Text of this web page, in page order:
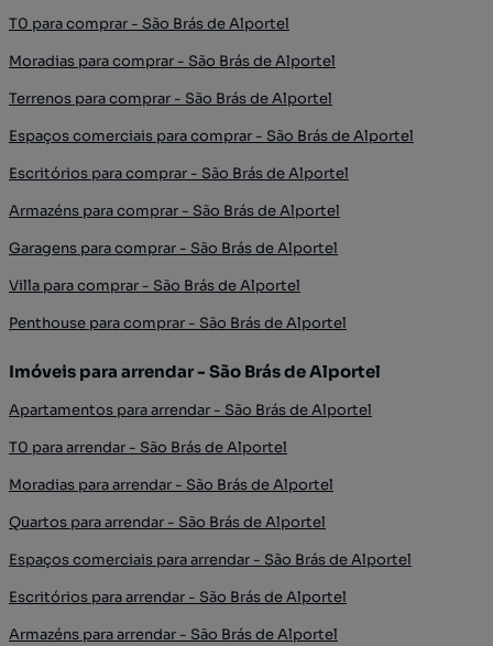
T0 para comprar - São Brás de Alportel
Moradias para comprar - São Brás de Alportel
Terrenos para comprar - São Brás de Alportel
Espaços comerciais para comprar - São Brás de Alportel
Escritórios para comprar - São Brás de Alportel
Armazéns para comprar - São Brás de Alportel
Garagens para comprar - São Brás de Alportel
Villa para comprar - São Brás de Alportel
Penthouse para comprar - São Brás de Alportel
Imóveis para arrendar - São Brás de Alportel
Apartamentos para arrendar - São Brás de Alportel
T0 para arrendar - São Brás de Alportel
Moradias para arrendar - São Brás de Alportel
Quartos para arrendar - São Brás de Alportel
Espaços comerciais para arrendar - São Brás de Alportel
Escritórios para arrendar - São Brás de Alportel
Armazéns para arrendar - São Brás de Alportel